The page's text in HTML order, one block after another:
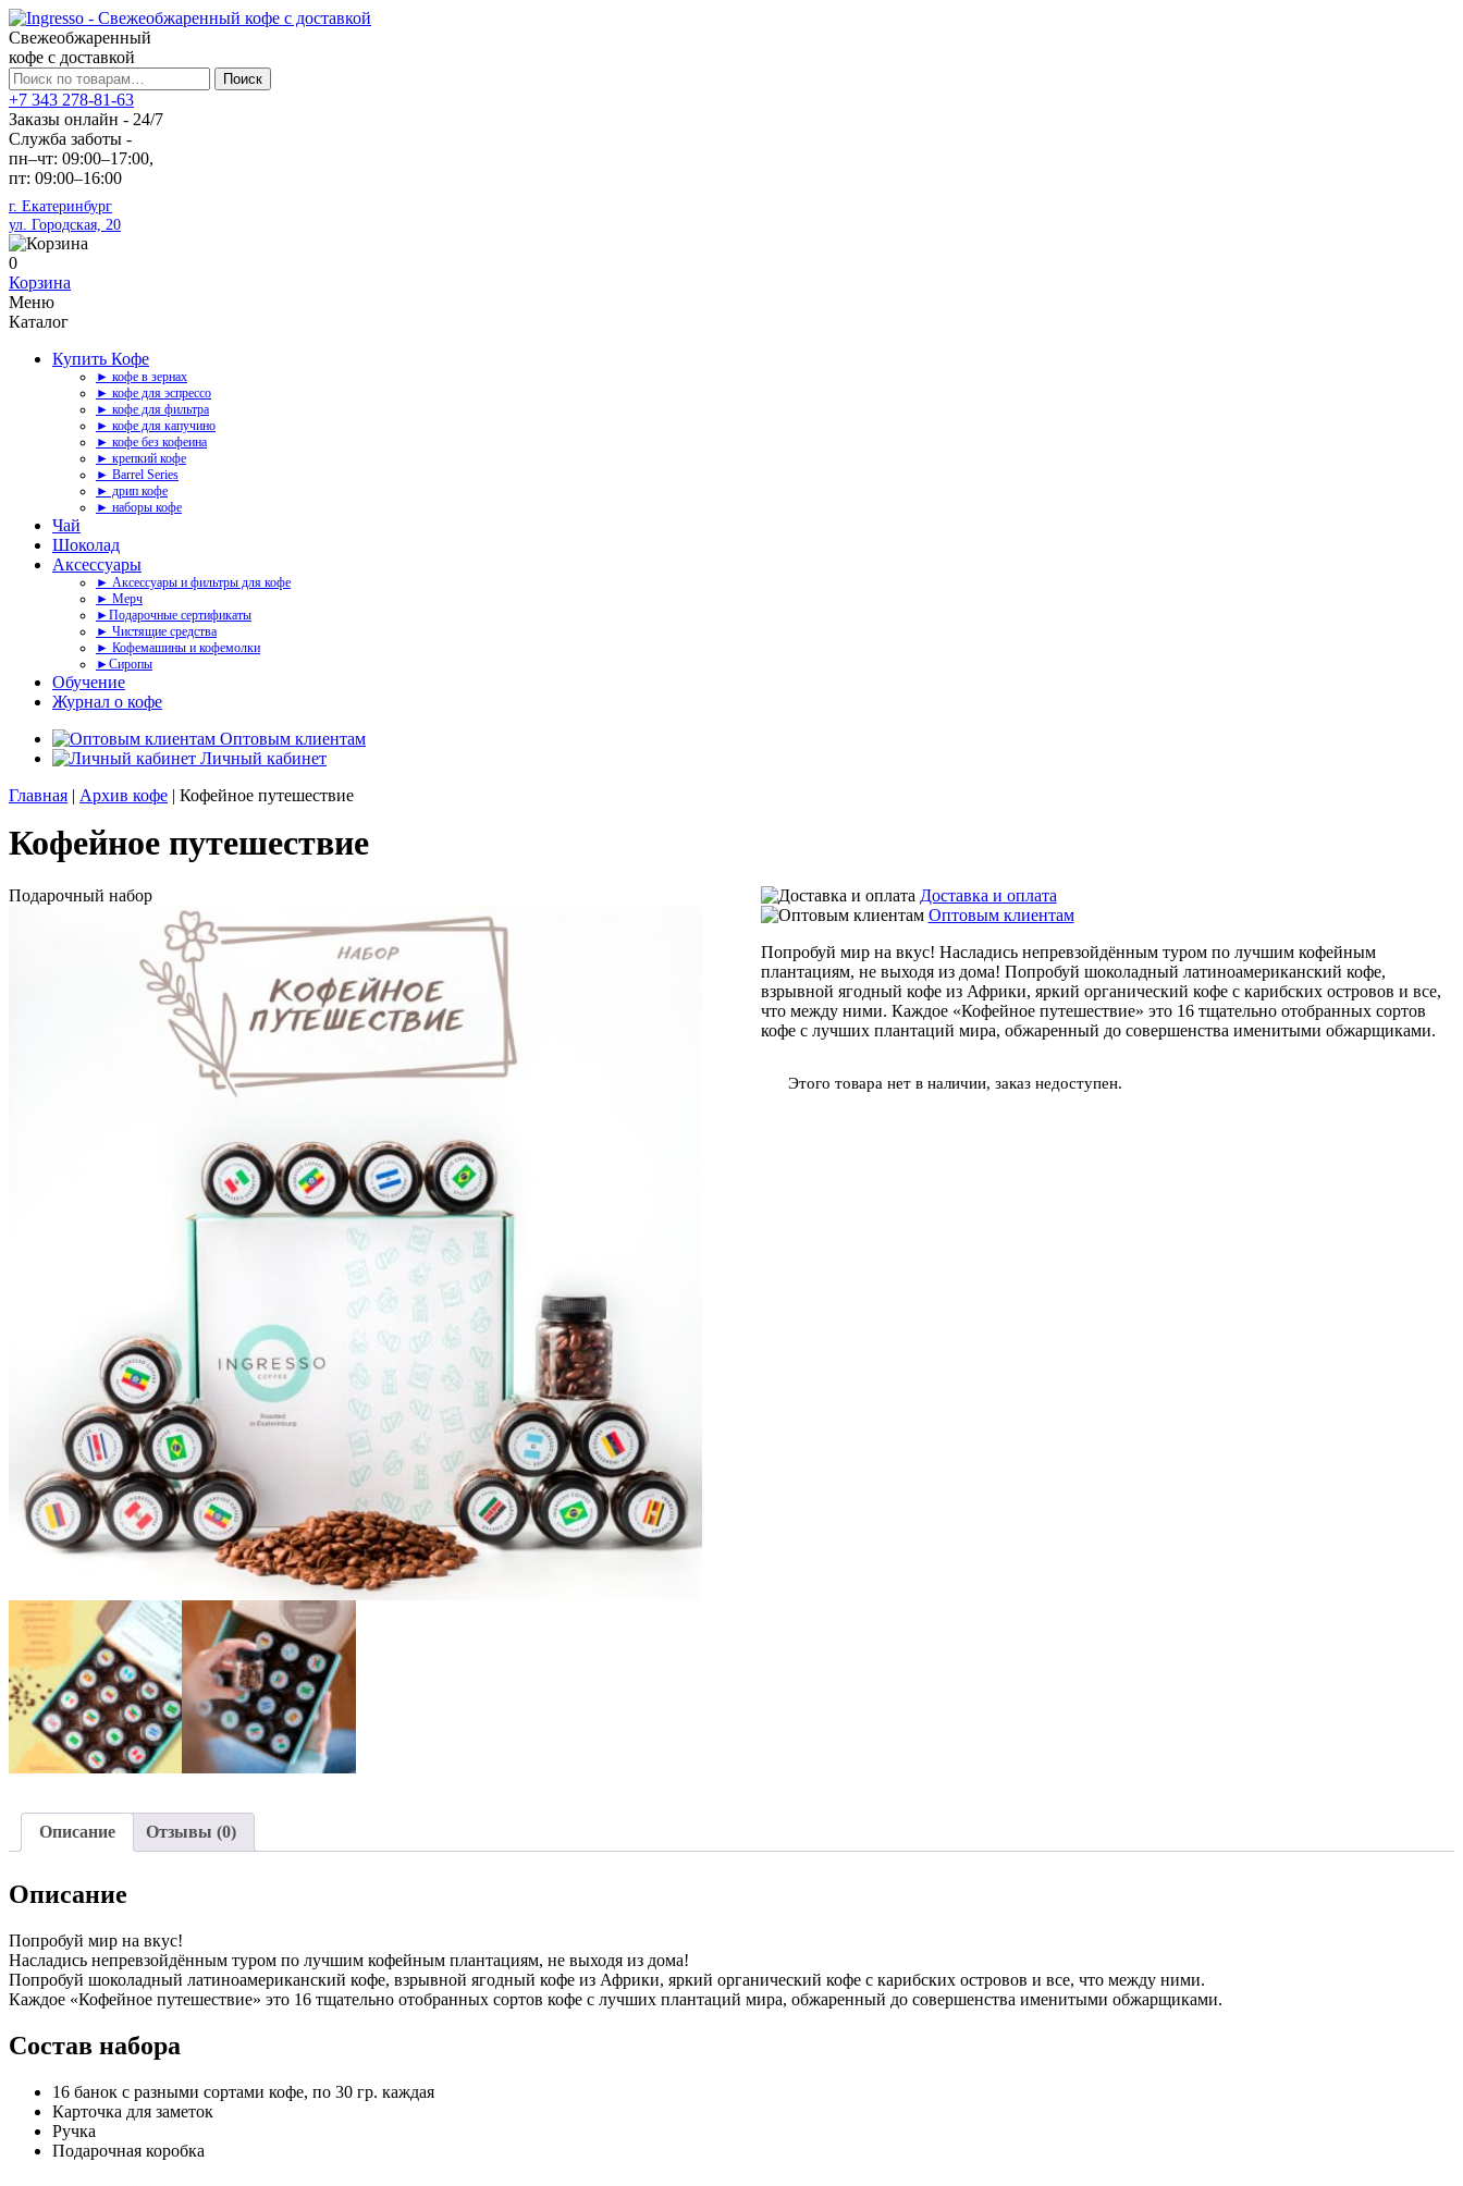
Свежеобжаренный
кофе с доставкой
Искать:
Поиск
+7 343 278-81-63
Заказы онлайн - 24/7
Служба заботы -
пн–чт: 09:00–17:00,
пт: 09:00–16:00
г. Екатеринбург
ул. Городская, 20
0
Корзина
Меню
Каталог
Купить Кофе
► кофе в зернах
► кофе для эспрессо
► кофе для фильтра
► кофе для капучино
► кофе без кофеина
► крепкий кофе
► Barrel Series
► дрип кофе
► наборы кофе
Чай
Шоколад
Аксессуары
► Аксессуары и фильтры для кофе
► Мерч
►Подарочные сертификаты
► Чистящие средства
► Кофемашины и кофемолки
►Сиропы
Обучение
Журнал о кофе
Оптовым клиентам
Личный кабинет
Главная | Архив кофе | Кофейное путешествие
Кофейное путешествие
Подарочный набор
Доставка и оплата
Оптовым клиентам
Попробуй мир на вкус! Насладись непревзойдённым туром по лучшим кофейным
плантациям, не выходя из дома! Попробуй шоколадный латиноамериканский кофе,
взрывной ягодный кофе из Африки, яркий органический кофе с карибских островов и все,
что между ними. Каждое «Кофейное путешествие» это 16 тщательно отобранных сортов
кофе с лучших плантаций мира, обжаренный до совершенства именитыми обжарщиками.
Этого товара нет в наличии, заказ недоступен.
Описание Отзывы (0)
Описание
Попробуй мир на вкус!
Насладись непревзойдённым туром по лучшим кофейным плантациям, не выходя из дома!
Попробуй шоколадный латиноамериканский кофе, взрывной ягодный кофе из Африки, яркий органический кофе с карибских островов и все, что между ними.
Каждое «Кофейное путешествие» это 16 тщательно отобранных сортов кофе с лучших плантаций мира, обжаренный до совершенства именитыми обжарщиками.
Состав набора
16 банок с разными сортами кофе, по 30 гр. каждая
Карточка для заметок
Ручка
Подарочная коробка